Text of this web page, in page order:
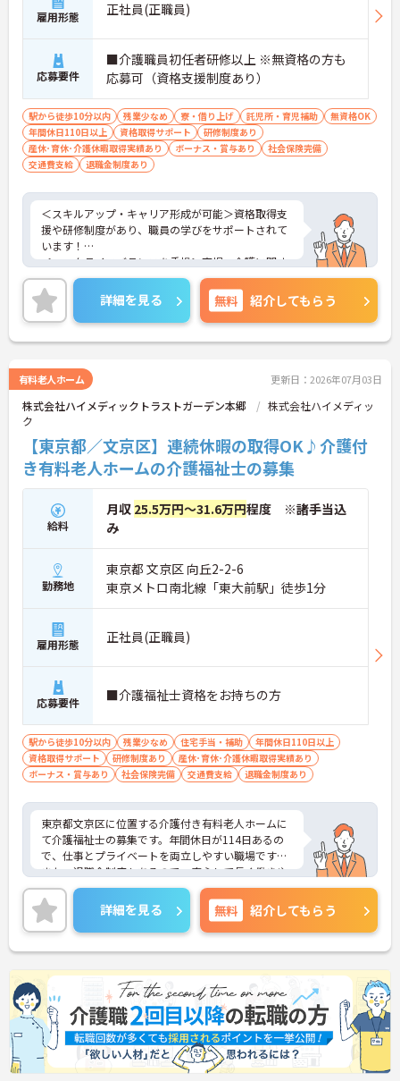
雇用形態 正社員(正職員)
応募要件
■介護職員初任者研修以上 ※無資格の方も
応募可（資格支援制度あり）
駅から徒歩10分以内 残業少なめ 寮・借り上げ 託児所・育児補助
無資格OK
年間休日110日以上
資格取得サポート
研修制度あり
産休･育休･介護休暇取得実績あり
ボーナス・賞与あり
社会保険完備
交通費支給
退職金制度あり
＜スキルアップ・キャリア形成が可能＞資格取得支
援や研修制度があり、職員の学びをサポートされて
います！
＜ワークライフバランスを重視＞育児・介護に関す
る制度や社宅制度、各種手当など、長く安心して働
きやすい環境が整っています。
＜寄り添ったケアの実施＞利用者さまに深く寄り添
ったサービスの提供を目指し、職員の専門性を高め
るような人材育成にも注力されています。
詳細をお話ししますのでお気軽にご相談ください！
詳細を見る 無料 紹介してもらう
有料老人ホーム 更新日：2026年07月03日
株式会社ハイメディックトラストガーデン本郷
株式会社ハイメディッ
ク
【東京都／文京区】連続休暇の取得OK♪介護付
き有料老人ホームの介護福祉士の募集
給料
月収 25.5万円～31.6万円程度 ※諸手当込
み
勤務地
東京都 文京区 向丘2-2-6
東京メトロ南北線「東大前駅」徒歩1分
雇用形態 正社員(正職員)
応募要件 ■介護福祉士資格をお持ちの方
駅から徒歩10分以内 残業少なめ 住宅手当・補助
年間休日110日以上
資格取得サポート
研修制度あり
産休･育休･介護休暇取得実績あり
ボーナス・賞与あり
社会保険完備 交通費支給 退職金制度あり
東京都文京区に位置する介護付き有料老人ホームに
て介護福祉士の募集です。年間休日が114日あるの
で、仕事とプライベートを両立しやすい職場です♪
また、退職金制度もあるので、安心して長く働きや
すい環境が整っています◎ご興味のある方は、面接
ポイントをお伝えしますので、お気軽にご連絡くだ
さい。
詳細を見る 無料 紹介してもらう